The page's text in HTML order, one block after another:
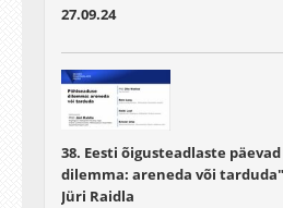
27.09.24
38. Eesti õigusteadlaste
dilemma: areneda või
Jüri Raidla